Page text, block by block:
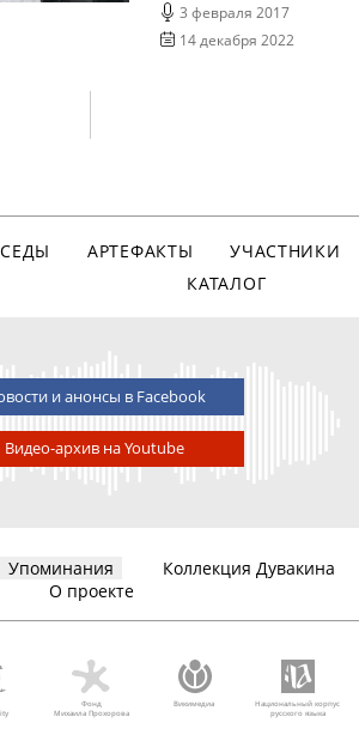
3 февраля 2017
14 декабря 2022
АРТЕФАКТЫ
УЧАСТНИКИ
КАТАЛОГ
и анонсы в Facebook
Видео-архив на Youtube
Упоминания
Коллекция Дувакина
О проекте
Фонд
Михаила Прохорова
Викимедиа
Национальный корпус
русского языка